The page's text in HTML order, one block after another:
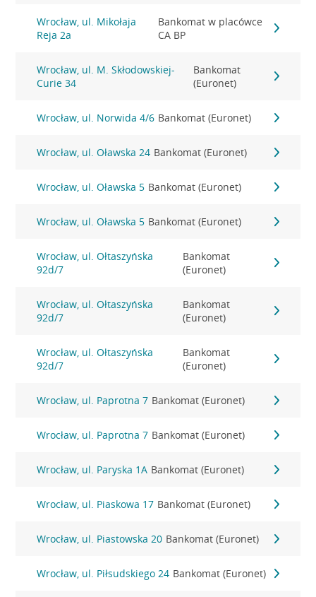
Wrocław, ul. Mikołaja
Reja 2a
Bankomat w placówce
CA BP
Wrocław, ul. M. Skłodowskiej-
Curie 34
Bankomat
(Euronet)
Wrocław, ul. Norwida 4/6 Bankomat (Euronet)
Wrocław, ul. Oławska 24 Bankomat (Euronet)
Wrocław, ul. Oławska 5 Bankomat (Euronet)
Wrocław, ul. Oławska 5 Bankomat (Euronet)
Wrocław, ul. Ołtaszyńska
92d/7
Bankomat
(Euronet)
Wrocław, ul. Ołtaszyńska
92d/7
Bankomat
(Euronet)
Wrocław, ul. Ołtaszyńska
92d/7
Bankomat
(Euronet)
Wrocław, ul. Paprotna 7 Bankomat (Euronet)
Wrocław, ul. Paprotna 7 Bankomat (Euronet)
Wrocław, ul. Paryska 1A Bankomat (Euronet)
Wrocław, ul. Piaskowa 17 Bankomat (Euronet)
Wrocław, ul. Piastowska 20 Bankomat (Euronet)
Wrocław, ul. Piłsudskiego 24 Bankomat (Euronet)